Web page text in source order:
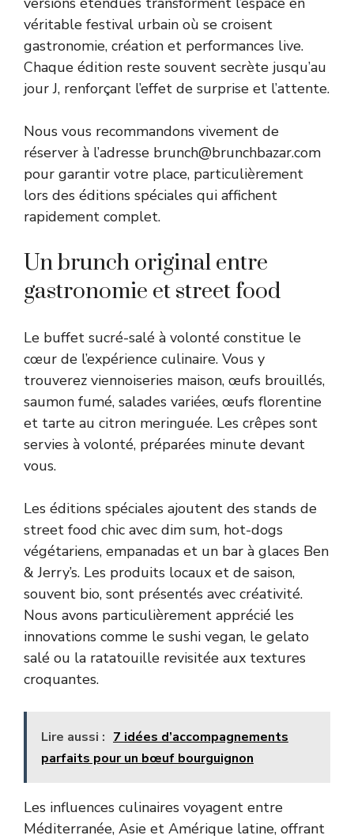
véritable festival urbain où se croisent
gastronomie, création et performances live.
Chaque édition reste souvent secrète jusqu’au
jour J, renforçant l’effet de surprise et l’attente.
Nous vous recommandons vivement de
réserver à l’adresse brunch@brunchbazar.com
pour garantir votre place, particulièrement
lors des éditions spéciales qui affichent
rapidement complet.
Un brunch original entre
gastronomie et street food
Le buffet sucré-salé à volonté constitue le
cœur de l’expérience culinaire. Vous y
trouverez viennoiseries maison, œufs brouillés,
saumon fumé, salades variées, œufs florentine
et tarte au citron meringuée. Les crêpes sont
servies à volonté, préparées minute devant
vous.
Les éditions spéciales ajoutent des stands de
street food chic avec dim sum, hot-dogs
végétariens, empanadas et un bar à glaces Ben
& Jerry’s. Les produits locaux et de saison,
souvent bio, sont présentés avec créativité.
Nous avons particulièrement apprécié les
innovations comme le sushi vegan, le gelato
salé ou la ratatouille revisitée aux textures
croquantes.
Lire aussi : 7 idées d’accompagnements
parfaits pour un bœuf bourguignon
Les influences culinaires voyagent entre
Méditerranée, Asie et Amérique latine, offrant